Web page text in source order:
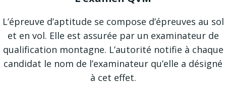
L’épreuve d’aptitude se compose d’épreuves au sol
et en vol. Elle est assurée par un examinateur de
qualification montagne. L’autorité notifie à chaque
candidat le nom de l’examinateur qu’elle a désigné
à cet effet.